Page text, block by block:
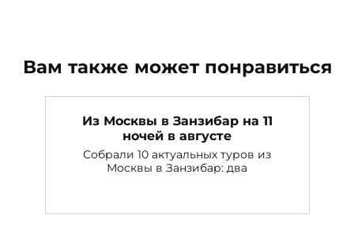
Вам также может понравиться
Из Москвы в Занзибар на 11
ночей в августе
Собрали 10 актуальных туров из
Москвы в Занзибар: два